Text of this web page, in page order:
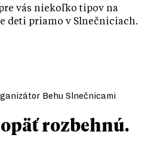
vás niekoľko tipov na
deti priamo v Slnečniciach.
rozbehnú.